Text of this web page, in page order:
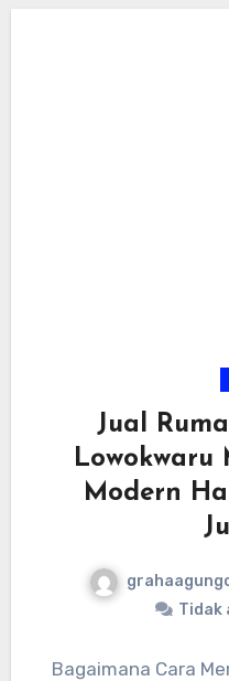
Jual
Lowokwaru
Modern
Tidak
Bagaimana Cara